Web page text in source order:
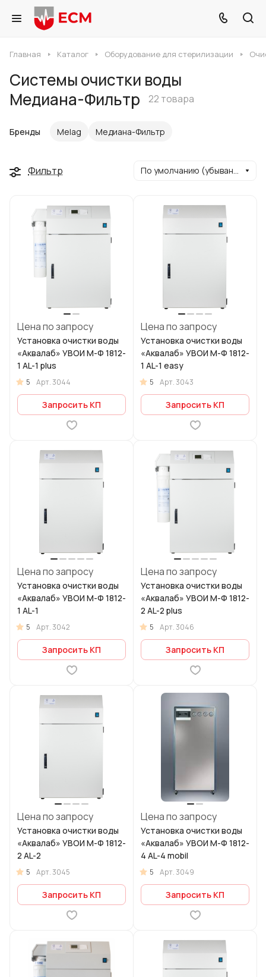
Главная Каталог Оборудование для стерилизации
Системы очистки воды
Медиана-Фильтр
22 товара
Бренды Melag Медиана-Фильтр
Фильтр По умолчанию (убывание)
Цена по запросу
Установка очистки воды
«Аквалаб» УВОИ М-Ф 1812-
1 AL-1 plus
5 Арт.3044
Запросить КП
Цена по запросу
Установка очистки воды
«Аквалаб» УВОИ М-Ф 1812-
1 AL-1 easy
5 Арт.3043
Запросить КП
Цена по запросу
Установка очистки воды
«Аквалаб» УВОИ М-Ф 1812-
1 AL-1
5 Арт.3042
Запросить КП
Цена по запросу
Установка очистки воды
«Аквалаб» УВОИ М-Ф 1812-
2 AL-2 plus
5 Арт.3046
Запросить КП
Цена по запросу
Установка очистки воды
«Аквалаб» УВОИ М-Ф 1812-
2 AL-2
5 Арт.3045
Запросить КП
Цена по запросу
Установка очистки воды
«Аквалаб» УВОИ М-Ф 1812-
4 AL-4 mobil
5 Арт.3049
Запросить КП